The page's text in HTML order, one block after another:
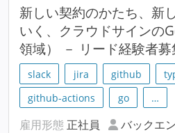
新しい契約のかたち、新
いく、クラウドサインの
領域） － リード経験者募
slack jira github
github-actions
go …
雇用形態 正社員 バックエ